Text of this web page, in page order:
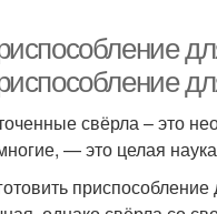
свёрла – это
— это целая
приспособление